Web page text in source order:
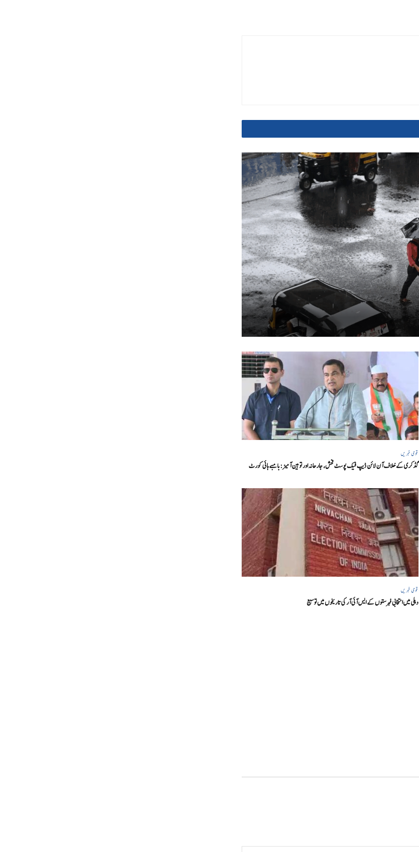
قومی خبریں
گڈکری کے خلاف آن لائن ڈیپ فیک پوسٹ فحش، جارحانہ اور توہین آمیز:بامبے ہائی کورٹ
قومی خبریں
دہلی میں انتخابی فہرستوں کے ایس آئی آر کی تاریخوں میں توسیع